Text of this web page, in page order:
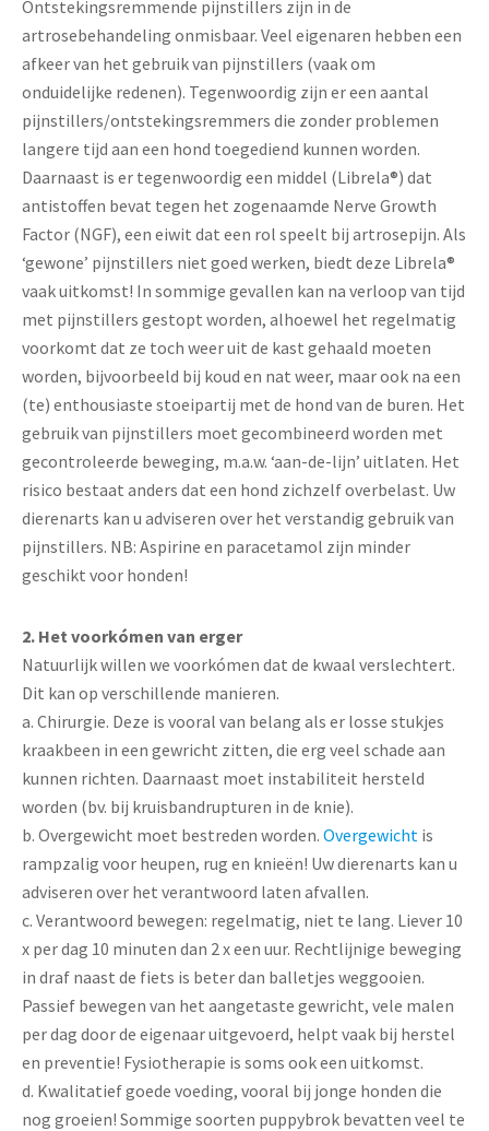
Ontstekingsremmende pijnstillers zijn in de
artrosebehandeling onmisbaar. Veel eigenaren hebben een
afkeer van het gebruik van pijnstillers (vaak om
onduidelijke redenen). Tegenwoordig zijn er een aantal
pijnstillers/ontstekingsremmers die zonder problemen
langere tijd aan een hond toegediend kunnen worden.
Daarnaast is er tegenwoordig een middel (Librela®) dat
antistoffen bevat tegen het zogenaamde Nerve Growth
Factor (NGF), een eiwit dat een rol speelt bij artrosepijn. Als
‘gewone’ pijnstillers niet goed werken, biedt deze Librela®
vaak uitkomst! In sommige gevallen kan na verloop van tijd
met pijnstillers gestopt worden, alhoewel het regelmatig
voorkomt dat ze toch weer uit de kast gehaald moeten
worden, bijvoorbeeld bij koud en nat weer, maar ook na een
(te) enthousiaste stoeipartij met de hond van de buren. Het
gebruik van pijnstillers moet gecombineerd worden met
gecontroleerde beweging, m.a.w. ‘aan-de-lijn’ uitlaten. Het
risico bestaat anders dat een hond zichzelf overbelast. Uw
dierenarts kan u adviseren over het verstandig gebruik van
pijnstillers. NB: Aspirine en paracetamol zijn minder
geschikt voor honden!
2. Het voorkómen van erger
Natuurlijk willen we voorkómen dat de kwaal verslechtert.
Dit kan op verschillende manieren.
a. Chirurgie. Deze is vooral van belang als er losse stukjes
kraakbeen in een gewricht zitten, die erg veel schade aan
kunnen richten. Daarnaast moet instabiliteit hersteld
worden (bv. bij kruisbandrupturen in de knie).
b. Overgewicht moet bestreden worden. Overgewicht is
rampzalig voor heupen, rug en knieën! Uw dierenarts kan u
adviseren over het verantwoord laten afvallen.
c. Verantwoord bewegen: regelmatig, niet te lang. Liever 10
x per dag 10 minuten dan 2 x een uur. Rechtlijnige beweging
in draf naast de fiets is beter dan balletjes weggooien.
Passief bewegen van het aangetaste gewricht, vele malen
per dag door de eigenaar uitgevoerd, helpt vaak bij herstel
en preventie! Fysiotherapie is soms ook een uitkomst.
d. Kwalitatief goede voeding, vooral bij jonge honden die
nog groeien! Sommige soorten puppybrok bevatten veel te